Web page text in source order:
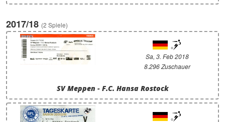
2017/18 (2 Spiele)
Sa, 3. Feb 2018
8.296 Zuschauer
SV Meppen - F.C. Hansa Rostock